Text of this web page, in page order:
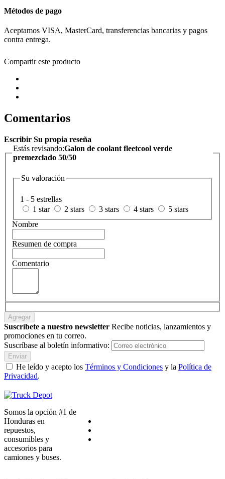
Métodos de pago
Aceptamos VISA, MasterCard, transferencias bancarias y pagos
contra entrega.
Compartir este producto
Comentarios
Escribir Su propia reseña
Estás revisando:Galon de coolant fleetcool verde
premezclado 50/50
Su valoración
1 - 5 estrellas
1 star
2 stars 3 stars 4 stars
5 stars
Nombre
Resumen de compra
Comentario
Agregar
Suscríbete a nuestro newsletter Recibe noticias, lanzamientos y
promociones en tu correo.
Suscríbase al boletín informativo:
Enviar
He leído y acepto los Términos y Condiciones y la Política de
Privacidad.
Somos la opción #1 de
Honduras en
repuestos,
consumibles y
accesorios para
camiones y buses.